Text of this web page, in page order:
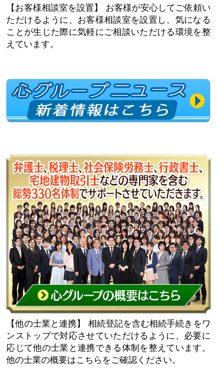
【お客様相談室を設置】
お客様が安心してご依頼い
ただけるように、お客様相談室を設置し、気になる
ことが生じた際に気軽にご相談いただける環境を整
えています。
【他の士業と連携】
相続登記を含む相続手続きをワ
ンストップで対応させていただけるように、必要に
応じて他の士業と連携できる体制を整えています。
他の士業の概要はこちらをご確認ください。